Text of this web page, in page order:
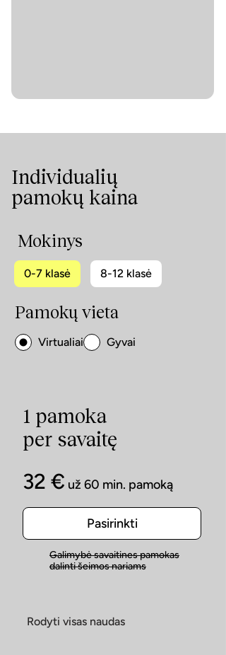
Individualių
pamokų kaina
Mokinys
0-7 klasė 8-12 klasė
Pamokų vieta
Virtualiai Gyvai
1 pamoka
per savaitę
32 € už 60 min. pamoką
Pasirinkti
Galimybė savaitines pamokas
dalinti šeimos nariams
Rodyti visas naudas